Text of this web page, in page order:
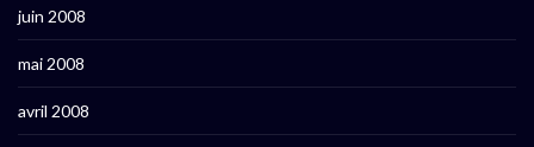
juin 2008
mai 2008
avril 2008